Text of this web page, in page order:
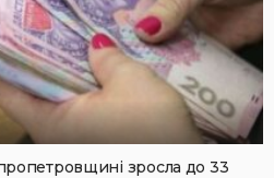
зросла до 33